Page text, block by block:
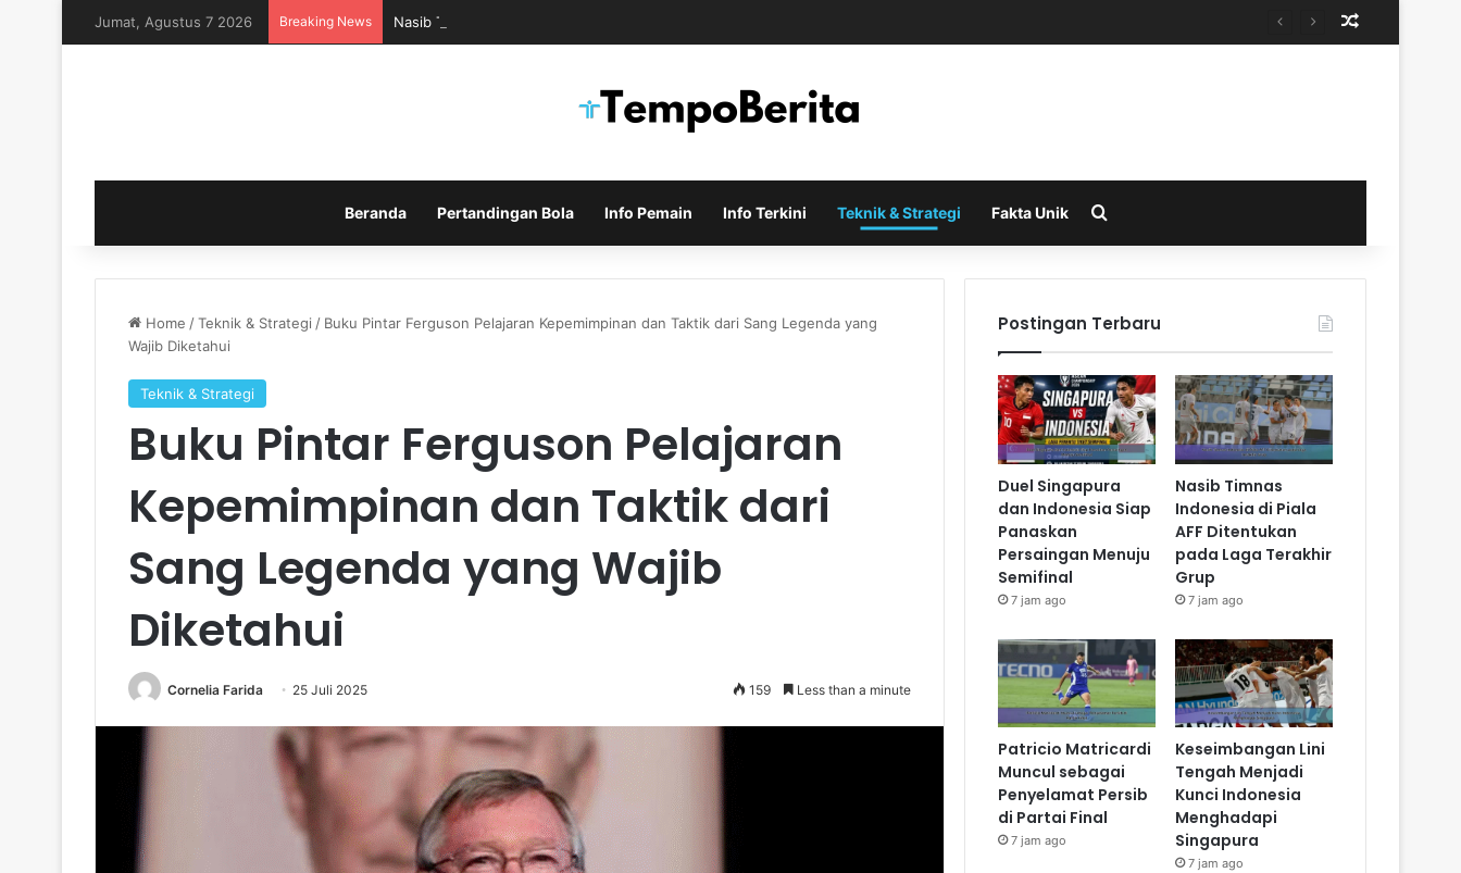
Jumat, Agustus 7 2026 Breaking News Nasib Timnas Indonesia di Piala AFF Ditentukan pada Laga Terakhir Grup
Beranda Pertandingan Bola Info Pemain Info Terkini Teknik & Strategi Fakta Unik
Home /Teknik & Strategi / Buku Pintar Ferguson Pelajaran Kepemimpinan dan Taktik dari Sang Legenda yang
Wajib Diketahui
Teknik & Strategi
Buku Pintar Ferguson Pelajaran
Kepemimpinan dan Taktik dari
Sang Legenda yang Wajib
Diketahui
Cornelia Farida 25 Juli 2025 159 Less than a minute
Postingan Terbaru
Duel Singapura
dan Indonesia Siap
Panaskan
Persaingan Menuju
Semifinal
7 jam ago
Nasib Timnas
Indonesia di Piala
AFF Ditentukan
pada Laga Terakhir
Grup
7 jam ago
Patricio Matricardi
Muncul sebagai
Penyelamat Persib
di Partai Final
7 jam ago
Keseimbangan Lini
Tengah Menjadi
Kunci Indonesia
Menghadapi
Singapura
7 jam ago